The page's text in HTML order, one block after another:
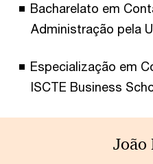
Bacharelato em
Administração pela
Especialização em
ISCTE Business
João